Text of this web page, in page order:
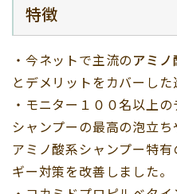
特徴
・今ネットで主流のアミノ
とデメリットをカバーし
・モニター１００名以上
シャンプーの最高の泡立ち
アミノ酸系シャンプー特
ギー対策を改善しました。